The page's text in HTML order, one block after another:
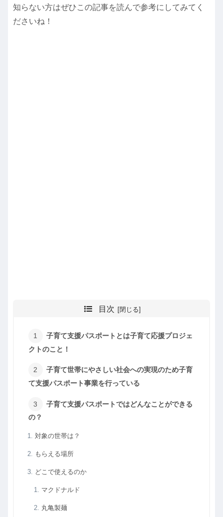
知らない方はぜひこの記事を読んで参考にしてみてく
ださいね！
目次
子育て支援パスポートとは子育て応援プロジェ
クトのこと！
子育て世帯にやさしい社会への実現のため子育
て支援パスポート事業を行っている
子育て支援パスポートではどんなことができる
の？
対象の世帯は？
もらえる場所
どこで使えるのか
マクドナルド
丸亀製麺